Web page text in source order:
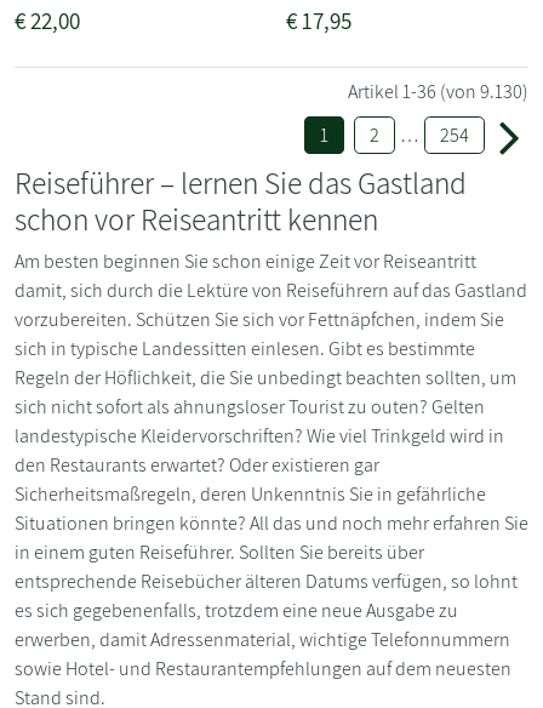
€22,00 €17,95
Artikel1-36 (von 9.130)
1
2 … 254
Reiseführer – lernen Sie das Gastland
schon vor Reiseantritt kennen
Am besten beginnen Sie schon einige Zeit vor Reiseantritt
damit, sich durch die Lektüre von Reiseführern auf das Gastland
vorzubereiten. Schützen Sie sich vor Fettnäpfchen, indem Sie
sich in typische Landessitten einlesen. Gibt es bestimmte
Regeln der Höflichkeit, die Sie unbedingt beachten sollten, um
sich nicht sofort als ahnungsloser Tourist zu outen? Gelten
landestypische Kleidervorschriften? Wie viel Trinkgeld wird in
den Restaurants erwartet? Oder existieren gar
Sicherheitsmaßregeln, deren Unkenntnis Sie in gefährliche
Situationen bringen könnte? All das und noch mehr erfahren Sie
in einem guten Reiseführer. Sollten Sie bereits über
entsprechende Reisebücher älteren Datums verfügen, so lohnt
es sich gegebenenfalls, trotzdem eine neue Ausgabe zu
erwerben, damit Adressenmaterial, wichtige Telefonnummern
sowie Hotel- und Restaurantempfehlungen auf dem neuesten
Stand sind.